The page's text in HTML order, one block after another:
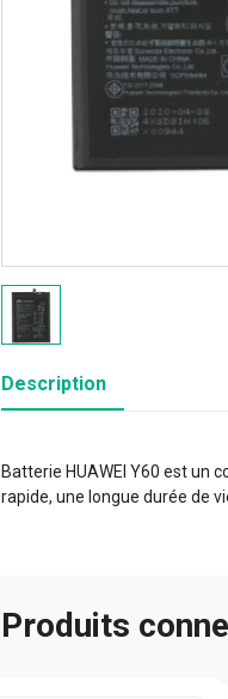
Description
Batterie HUAWEI Y60 est un
rapide, une longue durée de
Produits